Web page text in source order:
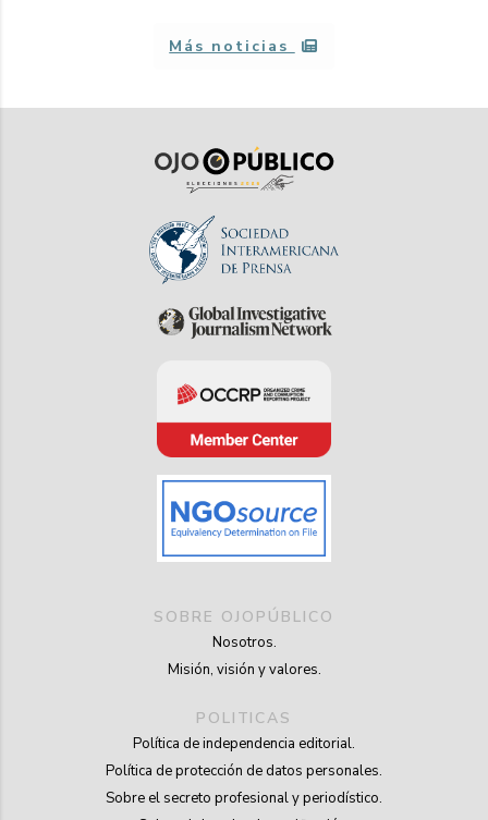
Más noticias
SOBRE OJOPÚBLICO
Nosotros.
Misión, visión y valores.
POLITICAS
Política de independencia editorial.
Política de protección de datos personales.
Sobre el secreto profesional y periodístico.